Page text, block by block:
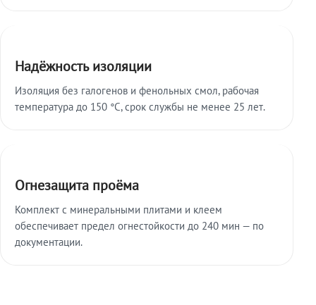
Надёжность изоляции
Изоляция без галогенов и фенольных смол, рабочая
температура до 150 °C, срок службы не менее 25 лет.
Огнезащита проёма
Комплект с минеральными плитами и клеем
обеспечивает предел огнестойкости до 240 мин — по
документации.